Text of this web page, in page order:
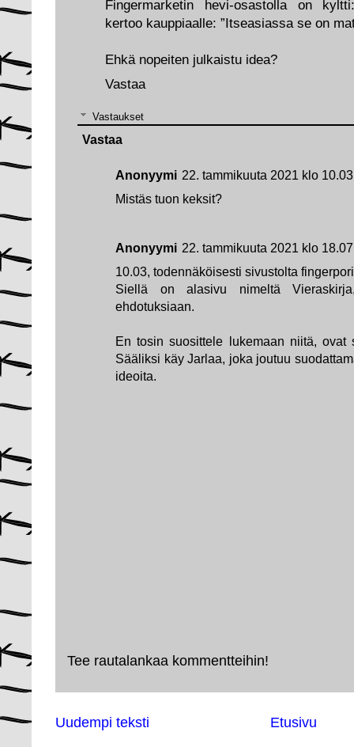
Fingermarketin hevi-osastolla on
kertoo kauppiaalle: ”Itseasiassa se on
Ehkä nopeiten julkaistu idea?
Vastaa
Vastaukset
Anonyymi 22. tammikuuta 2021 klo 10.03
Mistäs tuon keksit?
Anonyymi 22. tammikuuta 2021 klo 18.07
10.03, todennäköisesti sivustolta
Siellä on alasivu nimeltä
ehdotuksiaan.
En tosin suosittele lukemaan niitä, ovat
Sääliksi käy Jarlaa, joka joutuu
ideoita.
Vastaa
Tee rautalankaa kommentteihin!
Uudempi teksti Etusivu